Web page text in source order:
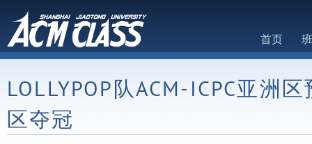
首页
LOLLYPOP队ACM-ICPC亚洲
区夺冠